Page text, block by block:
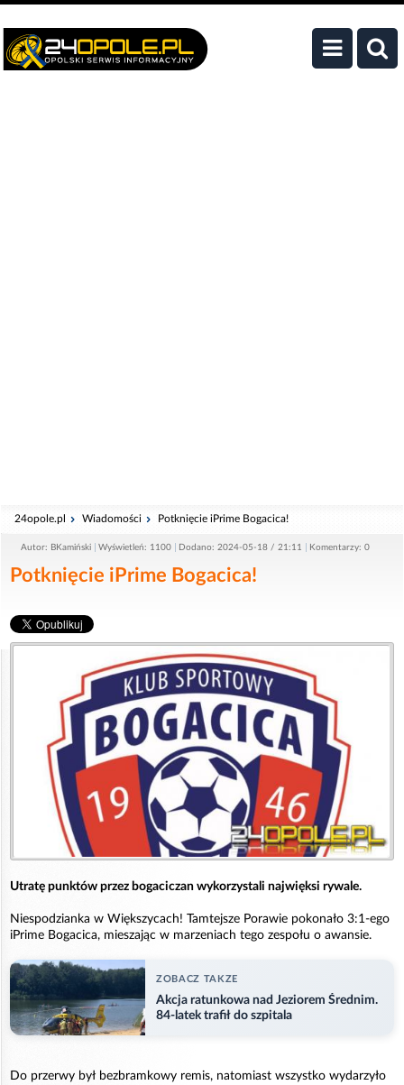
24opole.pl Wiadomości Potknięcie iPrime Bogacica!
Autor: BKamiński Wyświetleń: 1100 Dodano: 2024-05-18 / 21:11 Komentarzy: 0
Potknięcie iPrime Bogacica!
Utratę punktów przez bogaciczan wykorzystali najwięksi rywale.
Niespodzianka w Większycach! Tamtejsze Porawie pokonało 3:1-ego
iPrime Bogacica, mieszając w marzeniach tego zespołu o awansie.
ZOBACZ TAKZE
Akcja ratunkowa nad Jeziorem Średnim.
84-latek trafił do szpitala
Do przerwy był bezbramkowy remis, natomiast wszystko wydarzyło